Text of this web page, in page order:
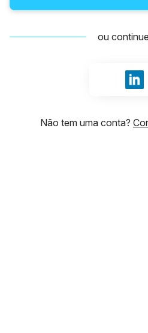
ou
Não tem uma conta?